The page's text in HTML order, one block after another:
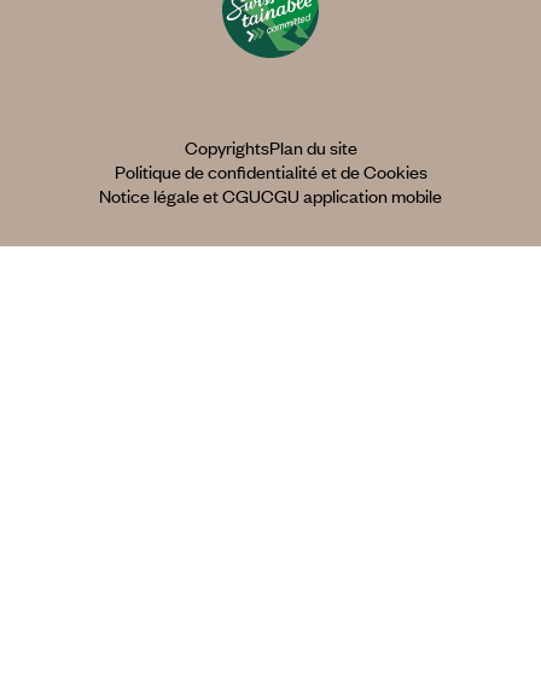
CopyrightsPlan du site
Politique de confidentialité et de Cookies
Notice légale et CGUCGU application mobile